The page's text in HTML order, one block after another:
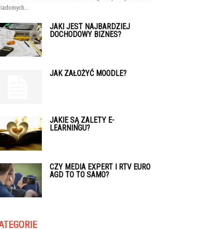
JAKI JEST NAJBARDZIEJ
DOCHODOWY BIZNES?
JAK ZAŁOŻYĆ MOODLE?
JAKIE SĄ ZALETY E-
LEARNINGU?
CZY MEDIA EXPERT I RTV EURO
AGD TO TO SAMO?